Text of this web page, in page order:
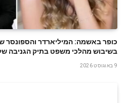
כופר באשמה: המיליארדר והספונסר
בשיבוש מהלכי משפט בתיק הגניבה
9 באוגוסט 2026